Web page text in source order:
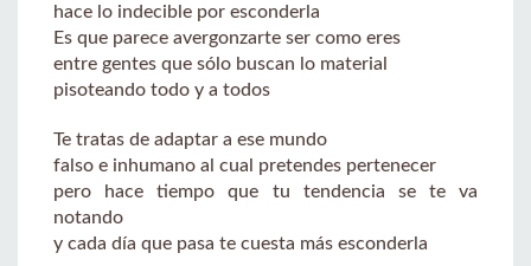
hace lo indecible por esconderla
Es que parece avergonzarte ser como eres
entre gentes que sólo buscan lo material
pisoteando todo y a todos
Te tratas de adaptar a ese mundo
falso e inhumano al cual pretendes pertenecer
pero hace tiempo que tu tendencia se te va
notando
y cada día que pasa te cuesta más esconderla